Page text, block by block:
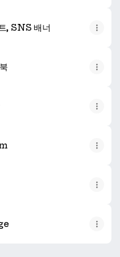
, SNS 배너